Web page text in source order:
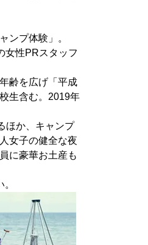
ンプ体験」。
女性PRスタッフ
齢を広げ「平成
生含む。2019年
ほか、キャンプ
女子の健全な夜
に豪華お土産も